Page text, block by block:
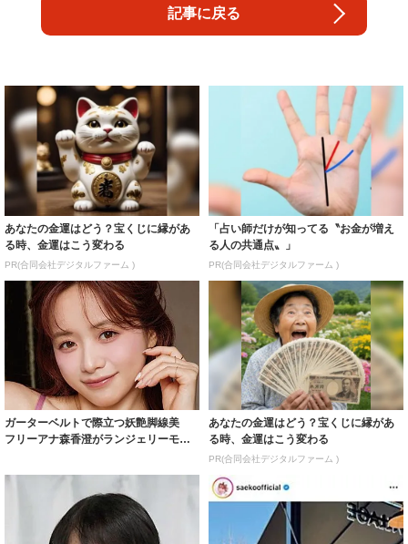
記事に戻る
あなたの金運はどう？宝くじに縁があ
る時、金運はこう変わる
PR(合同会社デジタルファーム )
「占い師だけが知ってる〝お金が増え
る人の共通点〟」
PR(合同会社デジタルファーム )
ガーターベルトで際立つ妖艶脚線美
フリーアナ森香澄がランジェリーモデ
あなたの金運はどう？宝くじに縁があ
る時、金運はこう変わる
PR(合同会社デジタルファーム )